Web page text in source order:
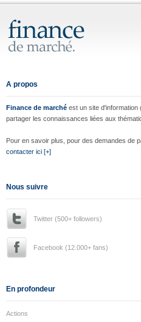
A propos
Finance de marché est un site d'information
partager les connaissances liées aux
Pour en savoir plus, pour des demandes de
contacter ici [+]
Nous suivre
Twitter (500+ followers)
Facebook (12.000+ fans)
En profondeur
Actions